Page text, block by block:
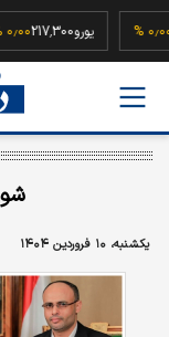
۰٫۰۰ % یورو217,300
یکشنبه، ۱۰ فروردین ۱۴۰۴